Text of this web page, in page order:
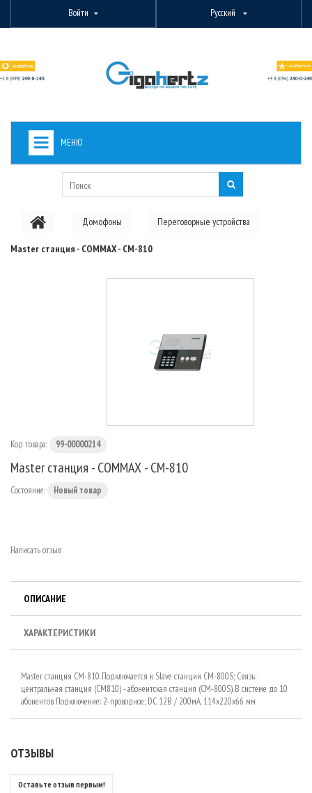
Войти Русский
МЕНЮ
PON ОБОРУДОВАНИЕ
Домофоны Переговорные устройства
Master станция - COMMAX - CM-810
Код товара: 99-00000214
Master станция - COMMAX - CM-810
Состояние: Новый товар
Написать отзыв
ОПИСАНИЕ
ХАРАКТЕРИСТИКИ
Master станция CM-810. Подключается к Slave станции СМ-800S; Связь:
центральная станция (CM810) - абонентская станция (CM-800S). В системе до 10
абонентов. Подключение: 2-проводное; DC 12В / 200мА, 114х220х66 мм
ОТЗЫВЫ
Оставьте отзыв первым!